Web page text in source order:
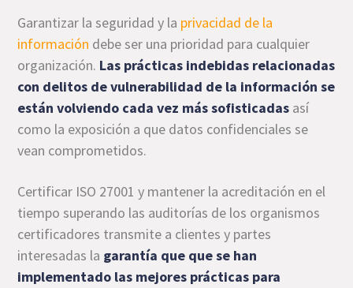
Garantizar la seguridad y la privacidad de la
información debe ser una prioridad para cualquier
organización. Las prácticas indebidas relacionadas
con delitos de vulnerabilidad de la información se
están volviendo cada vez más sofisticadas así
como la exposición a que datos confidenciales se
vean comprometidos.
Certificar ISO 27001 y mantener la acreditación en el
tiempo superando las auditorías de los organismos
certificadores transmite a clientes y partes
interesadas la garantía que que se han
implementado las mejores prácticas para